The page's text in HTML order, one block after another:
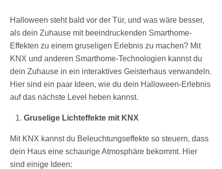
Halloween steht bald vor der Tür, und was wäre besser,
als dein Zuhause mit beeindruckenden Smarthome-
Effekten zu einem gruseligen Erlebnis zu machen? Mit
KNX und anderen Smarthome-Technologien kannst du
dein Zuhause in ein interaktives Geisterhaus verwandeln.
Hier sind ein paar Ideen, wie du dein Halloween-Erlebnis
auf das nächste Level heben kannst.
Gruselige Lichteffekte mit KNX
Mit KNX kannst du Beleuchtungseffekte so steuern, dass
dein Haus eine schaurige Atmosphäre bekommt. Hier
sind einige Ideen: